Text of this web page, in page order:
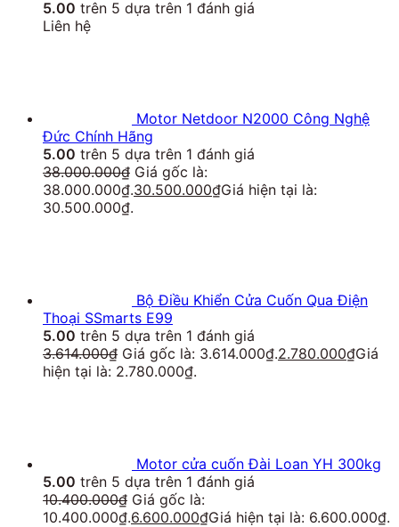
5.00 trên 5 dựa trên 1 đánh giá
Liên hệ
Motor Netdoor N2000 Công Nghệ
Đức Chính Hãng
5.00 trên 5 dựa trên 1 đánh giá
38.000.000₫ Giá gốc là:
38.000.000₫.30.500.000₫Giá hiện tại là:
30.500.000₫.
Bộ Điều Khiển Cửa Cuốn Qua Điện
Thoại SSmarts E99
5.00 trên 5 dựa trên 1 đánh giá
3.614.000₫ Giá gốc là: 3.614.000₫.2.780.000₫Giá
hiện tại là: 2.780.000₫.
Motor cửa cuốn Đài Loan YH 300kg
5.00 trên 5 dựa trên 1 đánh giá
10.400.000₫ Giá gốc là:
10.400.000₫.6.600.000₫Giá hiện tại là: 6.600.000₫.